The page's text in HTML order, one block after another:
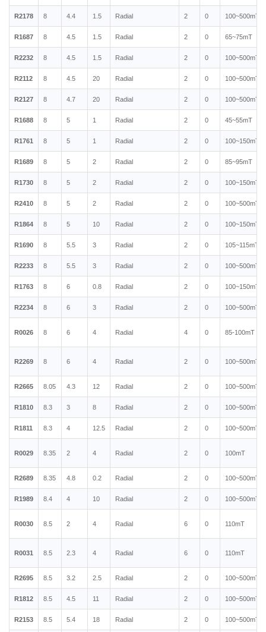
R2178 8 4.4 1.5 Radial 2 0 100~500mT
R1687 8 4.5 1.5 Radial 2 0 65~75mT
R2232 8 4.5 1.5 Radial 2 0 100~500mT
R2112 8 4.5 20 Radial 2 0 100~500mT
R2127 8 4.7 20 Radial 2 0 100~500mT
R1688 8 5 1 Radial 2 0 45~55mT
R1761 8 5 1 Radial 2 0 100~150mT
R1689 8 5 2 Radial 2 0 85~95mT
R1730 8 5 2 Radial 2 0 100~150mT
R2410 8 5 2 Radial 2 0 100~500mT
R1864 8 5 10 Radial 2 0 100~150mT
R1690 8 5.5 3 Radial 2 0 105~115mT
R2233 8 5.5 3 Radial 2 0 100~500mT
R1763 8 6 0.8 Radial 2 0 100~150mT
R2234 8 6 3 Radial 2 0 100~500mT
R0026 8 6 4 Radial 4 0 85-100mT
R2269 8 6 4 Radial 2 0 100~500mT
R2665 8.05 4.3 12 Radial 2 0 100~500mT
R1810 8.3 3 8 Radial 2 0 100~500mT
R1811 8.3 4 12.5 Radial 2 0 100~500mT
R0029 8.35 2 4 Radial 2 0 100mT
R2689 8.35 4.8 0.2 Radial 2 0 100~500mT
R1989 8.4 4 10 Radial 2 0 100~500mT
R0030 8.5 2 4 Radial 6 0 110mT
R0031 8.5 2.3 4 Radial 6 0 110mT
R2695 8.5 3.2 2.5 Radial 2 0 100~500mT
R1812 8.5 4.5 11 Radial 2 0 100~500mT
R2153 8.5 5.4 18 Radial 2 0 100~500mT